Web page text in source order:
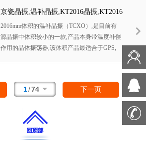
兆赫,38.4兆赫,40兆赫,因产品性能稳定,精度高
等优势,被广泛应用到一些比较高端的数码通讯
产品领域,GPS全球定位系统,智能手机,WiMAX
和蜂窝和无线通信等产品,符合RoHS/无铅.
京瓷晶振,温补晶振,KT2016晶振,KT2016
A26000ACW18TLG晶振
2016mm体积的温补晶振（TCXO）,是目前有
源晶振中体积较小的一款,产品本身带温度补偿
作用的晶体振荡器,该体积产品最适合于GPS,
品.(DC+1.8V ± 0.1V to +2.9V ± 0.1V 对应IC可
能) 超小型,轻型.低消耗电流,表面贴片型产品.
温回流温度曲线要求,带有AFC（频率控制）功
能,Enable/Disable功能,
1/74 下一页